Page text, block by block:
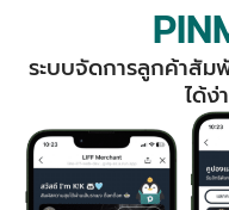
ระบบจัดการลูกค้าสั
ได้ง่